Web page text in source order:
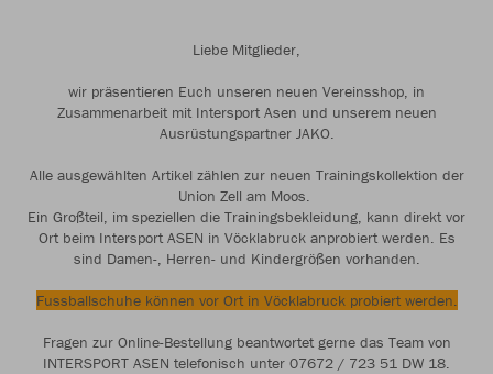
Liebe Mitglieder,
wir präsentieren Euch unseren neuen Vereinsshop, in
Zusammenarbeit mit Intersport Asen und unserem neuen
Ausrüstungspartner JAKO.
Alle ausgewählten Artikel zählen zur neuen Trainingskollektion der
Union Zell am Moos.
Ein Großteil, im speziellen die Trainingsbekleidung, kann direkt vor
Ort beim Intersport ASEN in Vöcklabruck anprobiert werden. Es
sind Damen-, Herren- und Kindergrößen vorhanden.
Fussballschuhe können vor Ort in Vöcklabruck probiert werden.
Fragen zur Online-Bestellung beantwortet gerne das Team von
INTERSPORT ASEN telefonisch unter 07672 / 723 51 DW 18.